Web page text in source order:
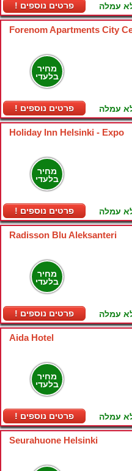
! פרטים נוספים עמלה
Forenom Apartments City
מחיר
בלעדי
! פרטים נוספים עמלה
Holiday Inn Helsinki - Expo
מחיר
בלעדי
! פרטים נוספים עמלה
Radisson Blu Aleksanteri
מחיר
בלעדי
! פרטים נוספים עמלה
Aida Hotel
מחיר
בלעדי
! פרטים נוספים עמלה
Seurahuone Helsinki